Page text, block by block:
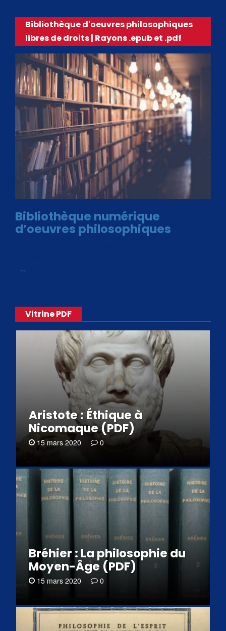
Bibliothèque d'oeuvres philosophiques
libres de droits | Rayons .epub et .pdf
Bibliothèque numérique
d’oeuvres philosophiques
…
Vitrine PDF
Aristote : Éthique à
Nicomaque (PDF)
15 mars 2020 0
Bréhier : La philosophie du
Moyen-Âge (PDF)
15 mars 2020 0